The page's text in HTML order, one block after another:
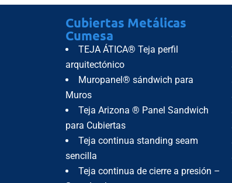
Cubiertas Metálicas
Cumesa
TEJA ÁTICA® Teja perfil
arquitectónico
Muropanel® sándwich para
Muros
Teja Arizona ® Panel Sandwich
para Cubiertas
Teja continua standing seam
sencilla
Teja continua de cierre a presión –